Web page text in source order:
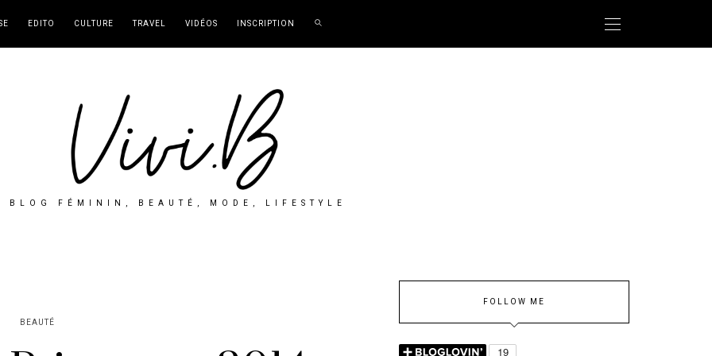
EDITO CULTURE TRAVEL VIDÉOS INSCRIPTION
BLOG FÉMININ, BEAUTÉ, MODE, LIFESTYLE
BEAUTÉ
FOLLOW ME